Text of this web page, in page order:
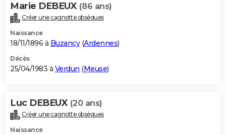
Marie DEBEUX (86 ans)
Créer une cagnotte obsèques
Naissance
18/11/1896 à Buzancy(Ardennes)
Décès
25/04/1983 à Verdun (Meuse)
Luc DEBEUX (20 ans)
Créer une cagnotte obsèques
Naissance